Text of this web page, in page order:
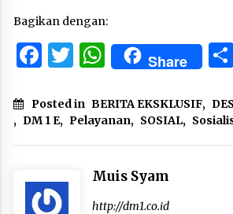
Bagikan dengan:
Facebook
Twitter
WhatsApp
Share
Posted in BERITA EKSKLUSIF,
, DM 1 E, Pelayanan, SOSIAL,
Muis Syam
http://dm1.co.id